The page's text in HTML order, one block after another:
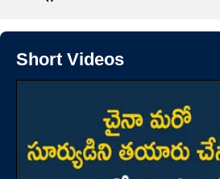
Short Videos